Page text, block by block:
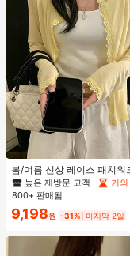
봄/여름 신상 레이스 패치워
트림 소프트 니트 가디건 경
여성용, 코티지코어 옐로우
높은 재방문 고객
거
800+ 판매됨
9,198원 -31% 마지막 2일